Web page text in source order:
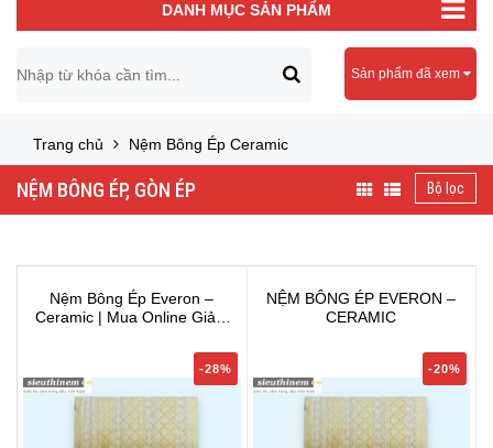
DANH MỤC SẢN PHẨM
Sản phẩm đã xem
Trang chủ Nệm Bông Ép Ceramic
NỆM BÔNG ÉP, GÒN ÉP Bộ lọc
Nệm Bông Ép Everon –
Ceramic | Mua Online Giảm
-28%
NỆM BÔNG ÉP EVERON –
CERAMIC
-20%